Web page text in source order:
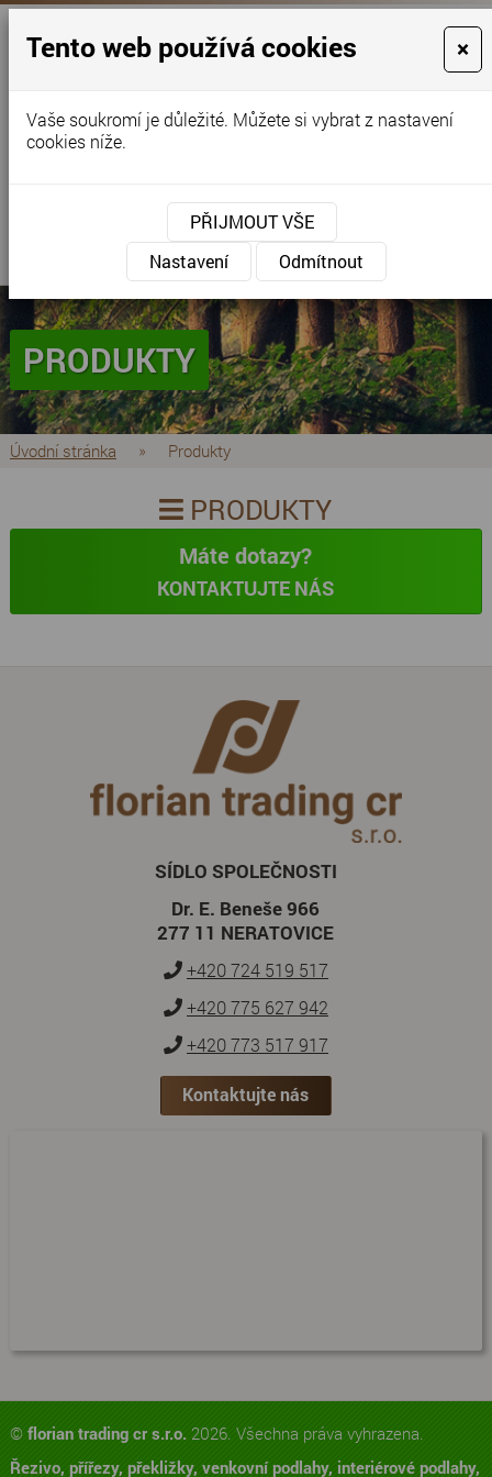
objednavky@florianinc.cz
+420 773 517 917(dřevěné podlahy)
MENU
PRODUKTY
Úvodní stránka » Produkty
PRODUKTY
Máte dotazy?
KONTAKTUJTE NÁS
SÍDLO SPOLEČNOSTI
Dr. E. Beneše 966
277 11 NERATOVICE
+420 724 519 517
+420 775 627 942
+420 773 517 917
Kontaktujte nás
© florian trading cr s.r.o.2026. Všechna práva vyhrazena.
Řezivo, přířezy, překližky, venkovní podlahy, interiérové podlahy,
Tento web používá cookies ×
Vaše soukromí je důležité. Můžete si vybrat z nastavení
cookies níže.
PŘIJMOUT VŠE
Nastavení
Odmítnout